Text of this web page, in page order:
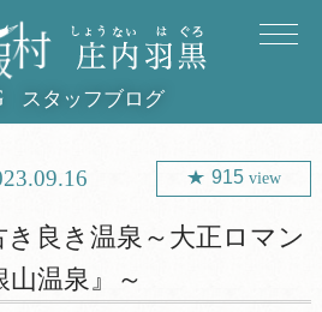
スタッフブログ
915 view
き良き温泉～大正ロマン
温泉』～